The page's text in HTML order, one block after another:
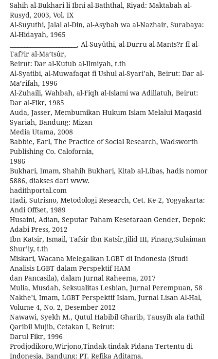
Sahih al-Bukhari li Ibni al-Baththal, Riyad: Maktabah al-
Rusyd, 2003, Vol. IX
Al-Suyuthi, Jalal al-Din, al-Asybah wa al-Nazhair, Surabaya:
Al-Hidayah, 1965
_______________________, Al-Suyûthi, al-Durru al-Mants?r fî al-
Taf?ir al-Ma’tsûr,
Beirut: Dar al-Kutub al-Ilmiyah, t.th
Al-Syatibi, al-Muwafaqat fi Ushul al-Syari’ah, Beirut: Dar al-
Ma’rifah, 1996
Al-Zuhaili, Wahbah, al-Fiqh al-Islami wa Adillatuh, Beirut:
Dar al-Fikr, 1985
Auda, Jasser, Membumikan Hukum Islam Melalui Maqasid
Syariah, Bandung: Mizan
Media Utama, 2008
Babbie, Earl, The Practice of Social Research, Wadsworth
Publishing Co. Calofornia,
1986
Bukhari, Imam, Shahih Bukhari, Kitab al-Libas, hadis nomor
5886, diakses dari www.
hadithportal.com
Hadi, Sutrisno, Metodologi Research, Cet. Ke-2, Yogyakarta:
Andi Offset, 1989
Husaini, Adian, Seputar Paham Kesetaraan Gender, Depok:
Adabi Press, 2012
Ibn Katsir, Ismail, Tafsir Ibn Katsîr,Jilid III, Pinang:Sulaiman
Shur’iy, t.th
Miskari, Wacana Melegalkan LGBT di Indonesia (Studi
Analisis LGBT dalam Perspektif HAM
dan Pancasila), dalam Jurnal Raheema, 2017
Mulia, Musdah, Seksualitas Lesbian, Jurnal Perempuan, 58
Nakhe’i, Imam, LGBT Perspektif Islam, Jurnal Lisan Al-Hal,
Volume 4, No. 2, Desember 2012
Nawawi, Syekh M., Qutul Habibil Gharib, Tausyih ala Fathil
Qaribil Mujib, Cetakan I, Beirut:
Darul Fikr, 1996
Prodjodikoro,Wirjono,Tindak-tindak Pidana Tertentu di
Indonesia, Bandung: PT. Refika Aditama,